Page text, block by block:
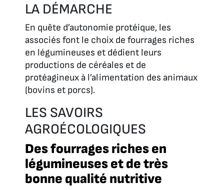
LA DÉMARCHE
En quête d’autonomie protéique, les
associés font le choix de fourrages riches
en légumineuses et dédient leurs
productions de céréales et de
protéagineux à l’alimentation des animaux
(bovins et porcs).
LES SAVOIRS
AGROÉCOLOGIQUES
Des fourrages riches en
légumineuses et de très
bonne qualité nutritive